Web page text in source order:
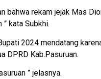
rekam jejak Mas
kata Subkhi.
2024 mendatang
DPRD Kab.Pasuruan.
” jelasnya.